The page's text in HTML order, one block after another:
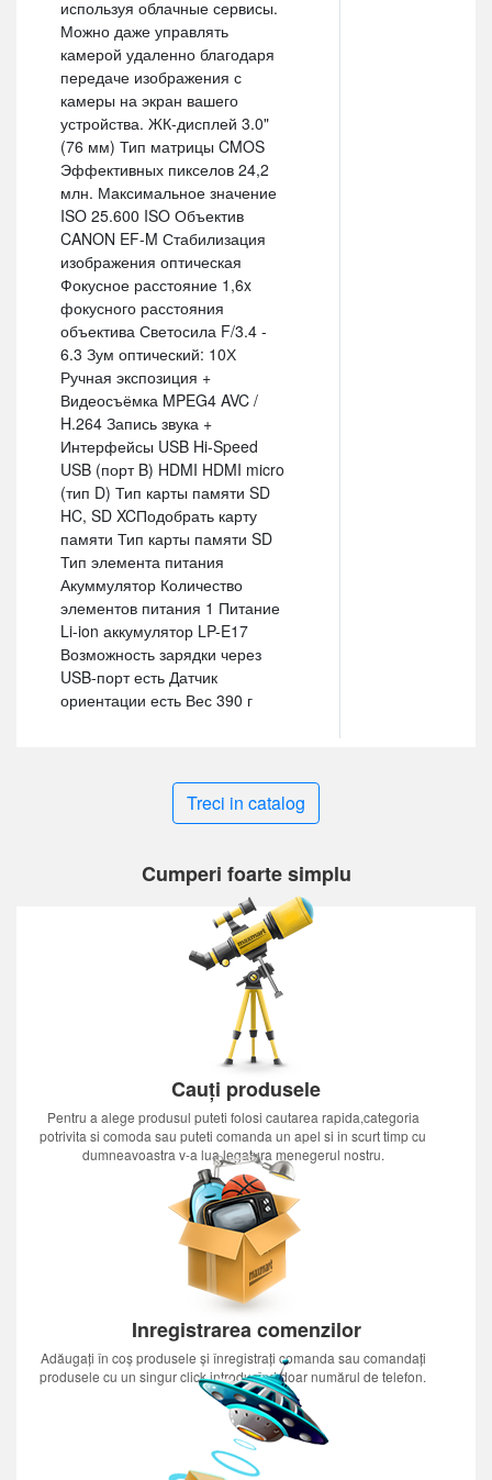
используя облачные сервисы.
Можно даже управлять
камерой удаленно благодаря
передаче изображения с
камеры на экран вашего
устройства. ЖК-дисплей 3.0"
(76 мм) Тип матрицы CMOS
Эффективных пикселов 24,2
млн. Максимальное значение
ISO 25.600 ISO Объектив
CANON EF-M Стабилизация
изображения оптическая
Фокусное расстояние 1,6x
фокусного расстояния
объектива Светосила F/3.4 -
6.3 Зум оптический: 10Х
Ручная экспозиция +
Видеосъёмка MPEG4 AVC /
H.264 Запись звука +
Интерфейсы USB Hi-Speed
USB (порт B) HDMI HDMI micro
(тип D) Тип карты памяти SD
HC, SD XCПодобрать карту
памяти Тип карты памяти SD
Тип элемента питания
Акуммулятор Количество
элементов питания 1 Питание
Li-ion аккумулятор LP-E17
Возможность зарядки через
USB-порт есть Датчик
ориентации есть Вес 390 г
Treci in catalog
Cumperi foarte simplu
Cauți produsele
Pentru a alege produsul puteti folosi cautarea rapida,categoria
potrivita si comoda sau puteti comanda un apel si in scurt timp cu
dumneavoastra v-a lua legatura menegerul nostru.
Inregistrarea comenzilor
Adăugați în coș produsele și înregistrați comanda sau comandați
produsele cu un singur click introducînd doar numărul de telefon.